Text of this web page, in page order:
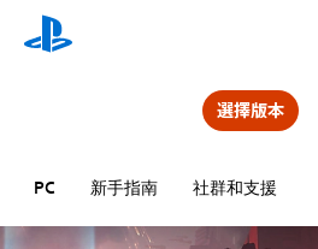
PC 新手指南 社群和支援
選擇版本